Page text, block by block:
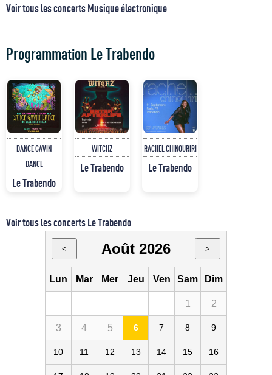
Voir tous les concerts Musique électronique
Programmation Le Trabendo
DANCE GAVIN
DANCE
Le Trabendo
WITCHZ
Le Trabendo
RACHEL CHINOURIRI
Le Trabendo
Voir tous les concerts Le Trabendo
< Août 2026 >
Lun Mar Mer Jeu Ven Sam Dim
1 2
3 4 5 6 7 8 9
10 11 12 13 14 15 16